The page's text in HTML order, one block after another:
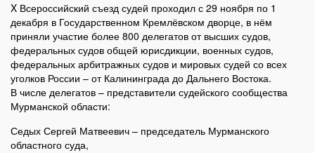
X Всероссийский съезд судей проходил с 29 ноября по 1
декабря в Государственном Кремлёвском дворце, в нём
приняли участие более 800 делегатов от высших судов,
федеральных судов общей юрисдикции, военных судов,
федеральных арбитражных судов и мировых судей со всех
уголков России – от Калининграда до Дальнего Востока.
В числе делегатов – представители судейского сообщества
Мурманской области:
Седых Сергей Матвеевич – председатель Мурманского
областного суда,